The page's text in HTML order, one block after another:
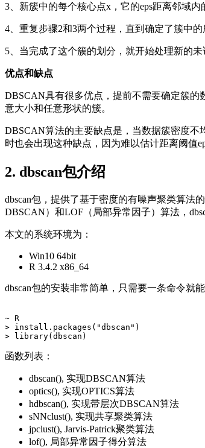
3、新簇中的每个核心点x，它的eps距离邻域
4、重复步骤2和3两个过程，直到确定了簇中
5、当完成了这个簇的划分，就开始处理新的
优点和缺点
DBSCAN具有很多优点，提前不需要确定簇的
意大小和任意形状的簇。
DBSCAN算法的主要缺点是，当数据簇密度不
时也会出现这种缺点，因为难以估计距离阈值
2. dbscan包介绍
dbscan包，提供了基于密度的有噪声聚类算法
DBSCAN）和LOF（局部异常因子）算法，
本文的系统环境为：
Win10 64bit
R 3.4.2 x86_64
dbscan包的安装非常简单，只需要一条命令就能
~ R
> install.packages("dbscan")
函数列表：
dbscan(), 实现DBSCAN算法
optics(), 实现OPTICS算法
hdbscan(), 实现带层次DBSCAN算法
sNNclust(), 实现共享聚类算法
jpclust(), Jarvis-Patrick聚类算法
lof(), 局部异常因子得分算法